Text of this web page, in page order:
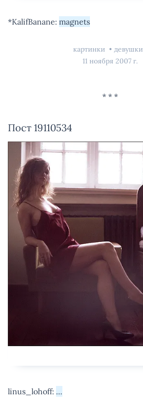
*KalifBanane: magnets
картинки
девушки
11 ноября 2007 г.
Пост 19110534
linus_lohoff: …